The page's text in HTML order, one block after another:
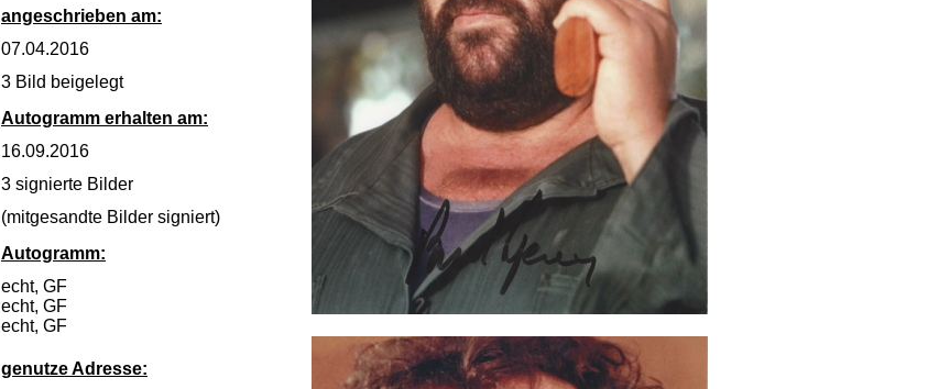
angeschrieben am:
07.04.2016
3 Bild beigelegt
Autogramm erhalten am:
16.09.2016
3 signierte Bilder
(mitgesandte Bilder signiert)
Autogramm:
echt, GF
echt, GF
echt, GF
genutze Adresse: